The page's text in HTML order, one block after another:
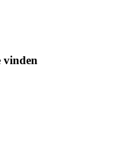
vinden